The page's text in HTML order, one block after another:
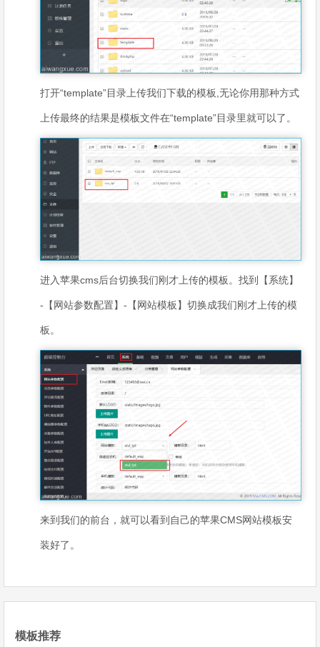
打开“template”目录上传我们下载的模板,无论你用那种方式
上传最终的结果是模板文件在“template”目录里就可以了。
进入苹果cms后台切换我们刚才上传的模板。找到【系统】
-【网站参数配置】-【网站模板】切换成我们刚才上传的模
板。
来到我们的前台，就可以看到自己的苹果CMS网站模板安
装好了。
模板推荐